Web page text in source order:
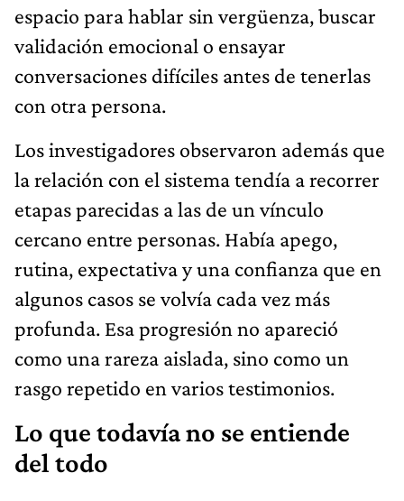
espacio para hablar sin vergüenza, buscar
validación emocional o ensayar
conversaciones difíciles antes de tenerlas
con otra persona.
Los investigadores observaron además que
la relación con el sistema tendía a recorrer
etapas parecidas a las de un vínculo
cercano entre personas. Había apego,
rutina, expectativa y una confianza que en
algunos casos se volvía cada vez más
profunda. Esa progresión no apareció
como una rareza aislada, sino como un
rasgo repetido en varios testimonios.
Lo que todavía no se entiende
del todo